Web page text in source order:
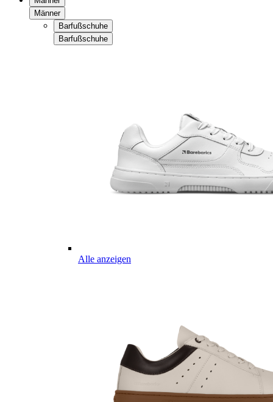
Männer
Barfußschuhe
Barfußschuhe
Alle anzeigen